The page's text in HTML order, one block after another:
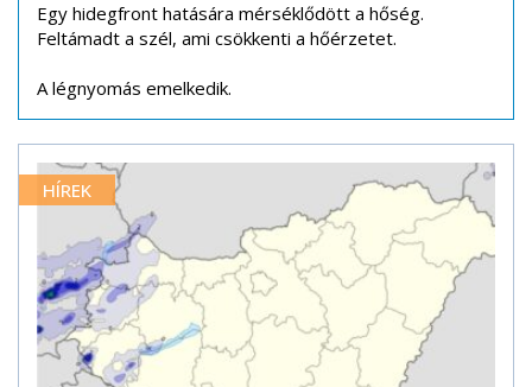
Egy hidegfront hatására mérséklődött a hőség.
Feltámadt a szél, ami csökkenti a hőérzetet.
A légnyomás emelkedik.
HÍREK